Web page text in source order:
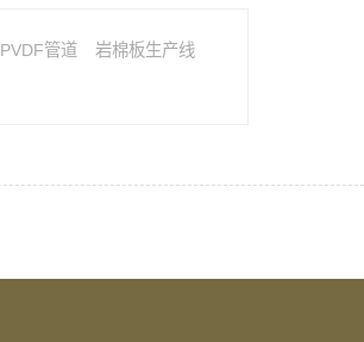
PVDF管道
岩棉板生产线